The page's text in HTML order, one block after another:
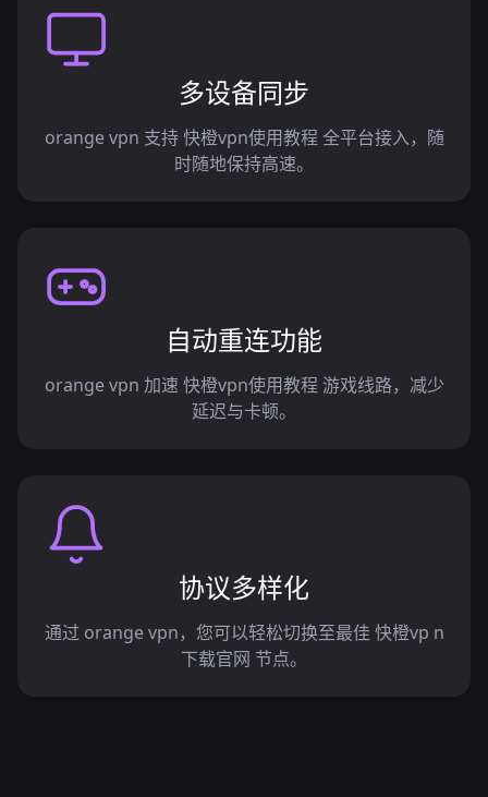
多设备同步
orange vpn 支持 快橙vpn使用教程 全平台接入，随
时随地保持高速。
自动重连功能
orange vpn 加速 快橙vpn使用教程 游戏线路，减少
延迟与卡顿。
协议多样化
通过 orange vpn，您可以轻松切换至最佳 快橙vp n
下载官网 节点。